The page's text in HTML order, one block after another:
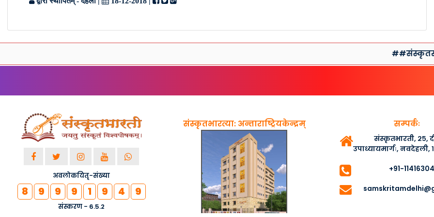
अवलोकयितृ-संख्या
8 9 9 9 1 9 4 9
संस्करण - 6.5.2
संस्कृतभारत्या: अन्ताराष्ट्रियकेन्द्रम् सम्पर्कः
संस्कृतभारती, २५,
उपाध्यायमार्गः, नवदेहली,
+91-